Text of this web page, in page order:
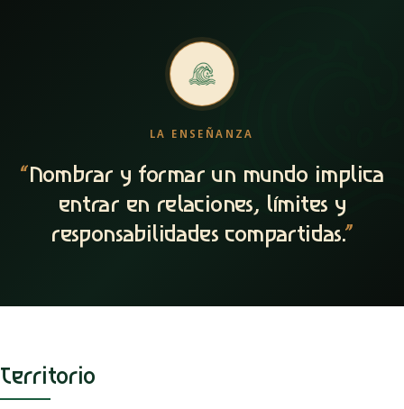
LA ENSEÑANZA
“Nombrar y formar un mundo implica
entrar en relaciones, límites y
responsabilidades compartidas.”
Territorio